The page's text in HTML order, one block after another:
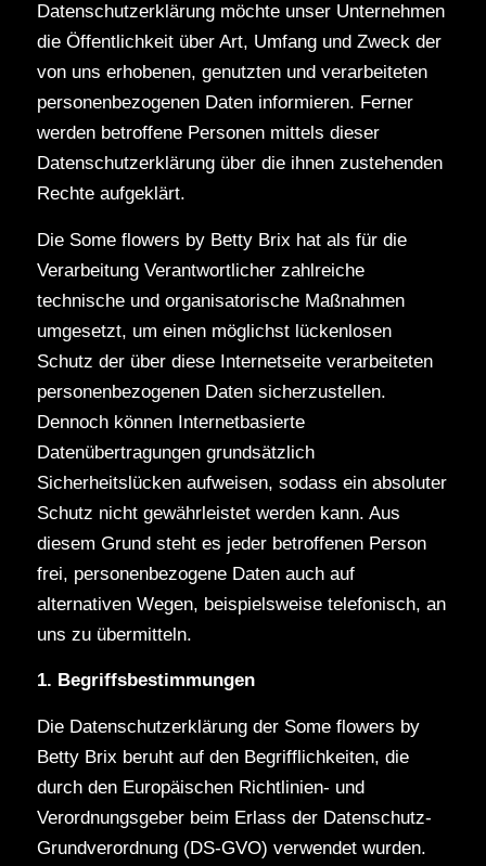
Datenschutzerklärung möchte unser Unternehmen
die Öffentlichkeit über Art, Umfang und Zweck der
von uns erhobenen, genutzten und verarbeiteten
personenbezogenen Daten informieren. Ferner
werden betroffene Personen mittels dieser
Datenschutzerklärung über die ihnen zustehenden
Rechte aufgeklärt.
Die Some flowers by Betty Brix hat als für die
Verarbeitung Verantwortlicher zahlreiche
technische und organisatorische Maßnahmen
umgesetzt, um einen möglichst lückenlosen
Schutz der über diese Internetseite verarbeiteten
personenbezogenen Daten sicherzustellen.
Dennoch können Internetbasierte
Datenübertragungen grundsätzlich
Sicherheitslücken aufweisen, sodass ein absoluter
Schutz nicht gewährleistet werden kann. Aus
diesem Grund steht es jeder betroffenen Person
frei, personenbezogene Daten auch auf
alternativen Wegen, beispielsweise telefonisch, an
uns zu übermitteln.
1. Begriffsbestimmungen
Die Datenschutzerklärung der Some flowers by
Betty Brix beruht auf den Begrifflichkeiten, die
durch den Europäischen Richtlinien- und
Verordnungsgeber beim Erlass der Datenschutz-
Grundverordnung (DS-GVO) verwendet wurden.